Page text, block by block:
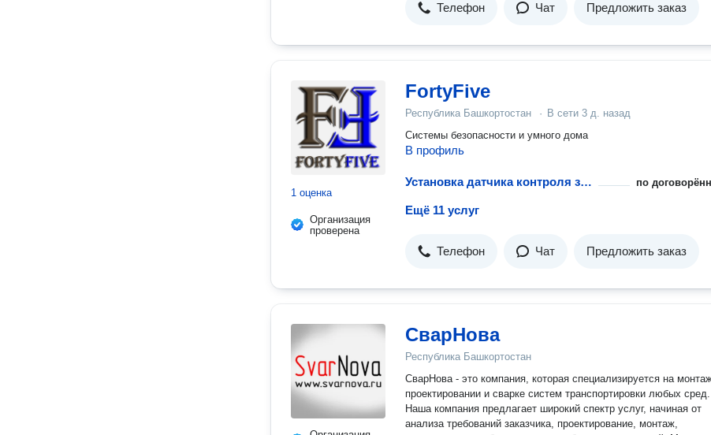
Телефон Чат Предложить заказ
1 оценка
Организация
проверена
FortyFive
Республика Башкортостан · В сети 3 д. назад
Системы безопасности и умного дома
В профиль
Установка датчика контроля загазованности горючих газов по
Ещё 11 услуг
Телефон Чат Предложить заказ
СварНова
Республика Башкортостан
СварНова - это компания, которая специализируется на
проектировании и сварке систем транспортировки любых сред.
Наша компания предлагает широкий спектр услуг, начиная от
анализа требований заказчика, проектирование, монтаж,